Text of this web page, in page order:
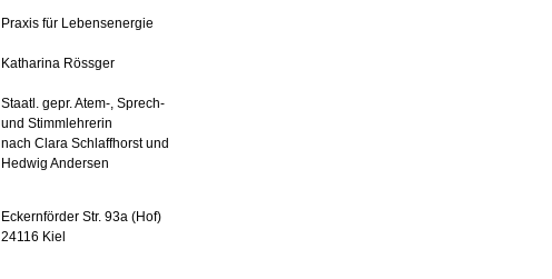
Praxis für Lebensenergie
Katharina Rössger
Staatl. gepr. Atem-, Sprech-
und Stimmlehrerin
nach Clara Schlaffhorst und
Hedwig Andersen
Eckernförder Str. 93a (Hof)
24116 Kiel